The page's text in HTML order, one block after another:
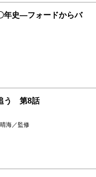
年史―フォードからバ
う 第8話
海／監修